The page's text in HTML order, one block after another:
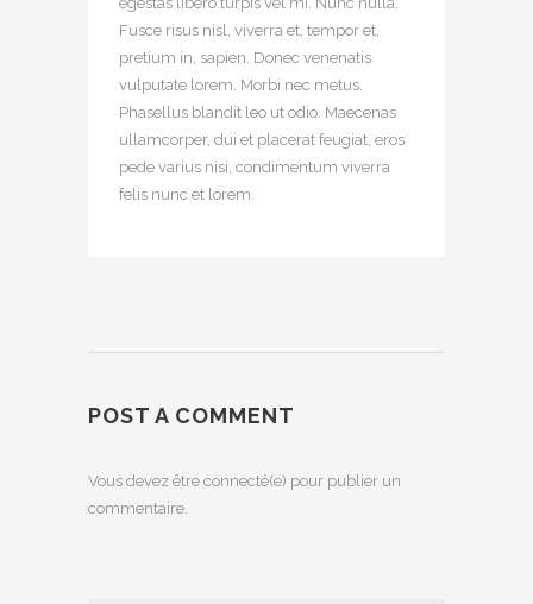
Fusce risus nisl, viverra et, tempor et,
pretium in, sapien. Donec venenatis
vulputate lorem. Morbi nec metus.
Phasellus blandit leo ut odio. Maecenas
ullamcorper, dui et placerat feugiat, eros
pede varius nisi, condimentum viverra
felis nunc et lorem.
POST A COMMENT
Vous devez être connecté(e) pour publier un
commentaire.